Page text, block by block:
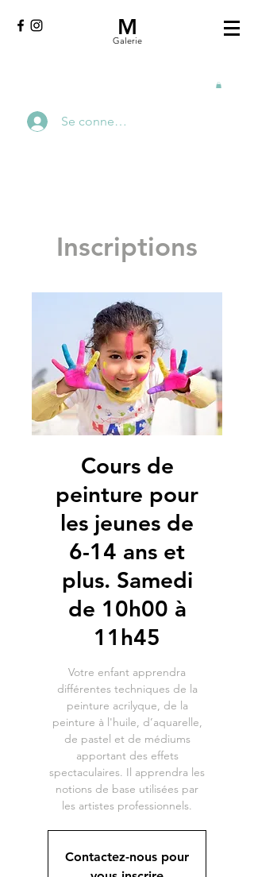
M
Galerie
Se connecter
Inscriptions
Cours de
peinture pour
les jeunes de
6-14 ans et
plus. Samedi
de 10h00 à
11h45
Votre enfant apprendra
différentes techniques de la
peinture acrilyque, de la
peinture à l'huile, d’aquarelle,
de pastel et de médiums
apportant des effets
spectaculaires. Il apprendra les
notions de base utilisées par
les artistes professionnels.
Contactez-nous pour